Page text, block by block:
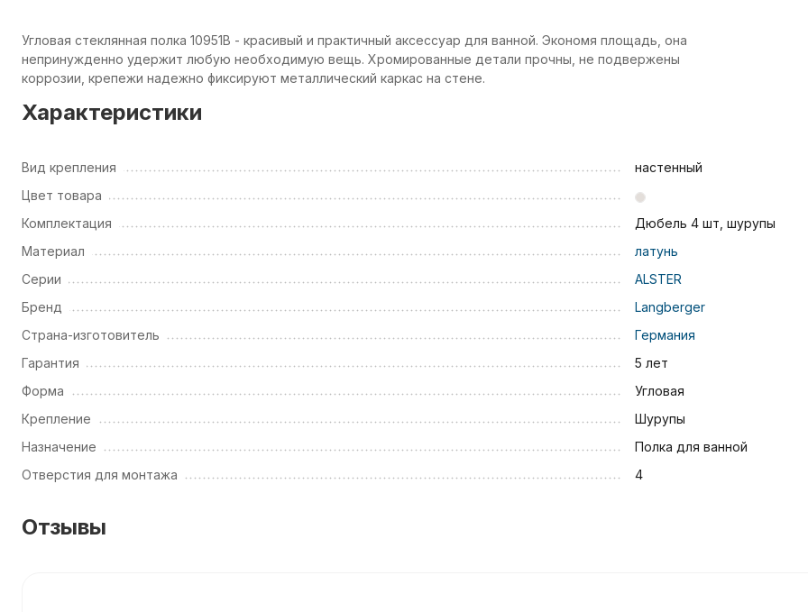
Угловая стеклянная полка 10951В - красивый и практичный аксессуар для ванной. Экономя площадь, она
непринужденно удержит любую необходимую вещь. Хромированные детали прочны, не подвержены
коррозии, крепежи надежно фиксируют металлический каркас на стене.
Характеристики
Вид крепления
настенный
Цвет товара
Комплектация
Дюбель 4 шт, шурупы
Материал
латунь
Серии
ALSTER
Бренд
Langberger
Страна-изготовитель
Германия
Гарантия
5 лет
Форма
Угловая
Крепление
Шурупы
Назначение
Полка для ванной
Отверстия для монтажа
4
Отзывы